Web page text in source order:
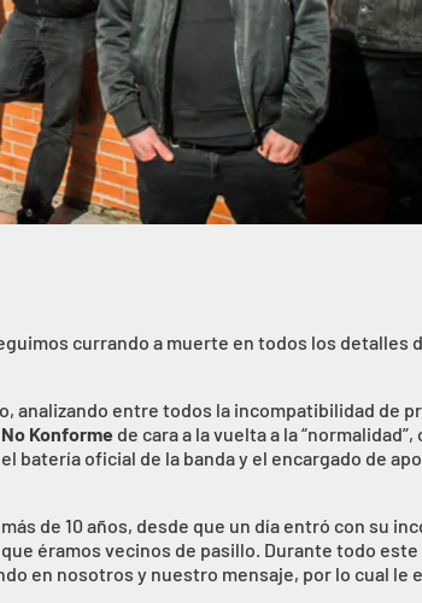
currando a muerte en todos los detalles
analizando entre todos la incompatibilidad de
No Konforme de cara a la vuelta a la
batería oficial de la banda y el encargado de
de 10 años, desde que un día entró con su
éramos vecinos de pasillo. Durante todo
en nosotros y nuestro mensaje, por lo cual le